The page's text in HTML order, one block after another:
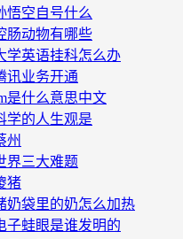
悟空自号什么
肠动物有哪些
学英语挂科怎么办
讯业务开通
是什么意思中文
学的人生观是
州
界三大难题
猪
奶袋里的奶怎么加热
子蛙眼是谁发明的